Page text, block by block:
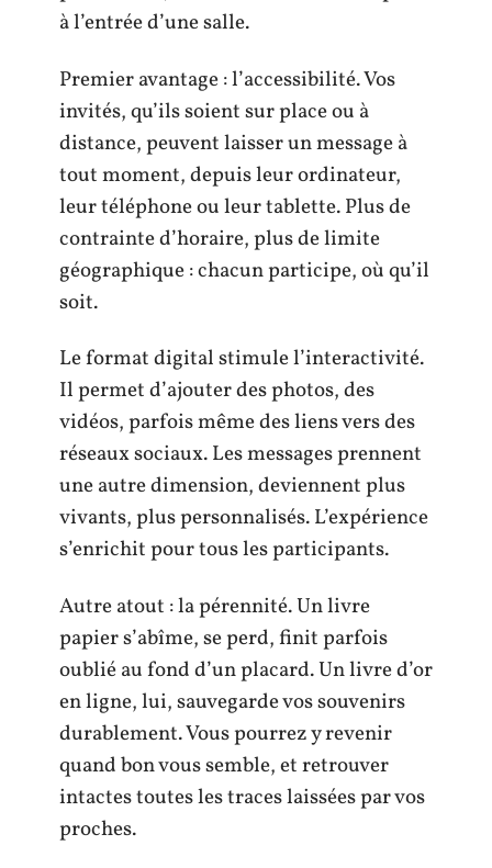
à l’entrée d’une salle.
Premier avantage : l’accessibilité. Vos
invités, qu’ils soient sur place ou à
distance, peuvent laisser un message à
tout moment, depuis leur ordinateur,
leur téléphone ou leur tablette. Plus de
contrainte d’horaire, plus de limite
géographique : chacun participe, où qu’il
soit.
Le format digital stimule l’interactivité.
Il permet d’ajouter des photos, des
vidéos, parfois même des liens vers des
réseaux sociaux. Les messages prennent
une autre dimension, deviennent plus
vivants, plus personnalisés. L’expérience
s’enrichit pour tous les participants.
Autre atout : la pérennité. Un livre
papier s’abîme, se perd, finit parfois
oublié au fond d’un placard. Un livre d’or
en ligne, lui, sauvegarde vos souvenirs
durablement. Vous pourrez y revenir
quand bon vous semble, et retrouver
intactes toutes les traces laissées par vos
proches.